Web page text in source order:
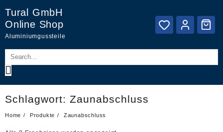
content
Tural GmbH
Online Shop
Aluminiumgussteile
Schlagwort: Zaunabschluss
Home Produkte Zaunabschluss